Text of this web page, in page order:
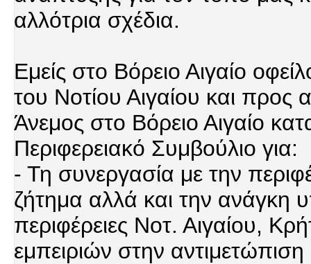
αλλότρια σχέδια.
Εμείς στο Βόρειο Αιγαίο
του Νοτίου Αιγαίου και προς
Άνεμος στο Βόρειο Αιγαίο
Περιφερειακό Συμβούλιο για:
- Τη συνεργασία με την
ζήτημα αλλά και την ανάγκη
περιφέρειες Νοτ. Αιγαίου,
εμπειριών στην